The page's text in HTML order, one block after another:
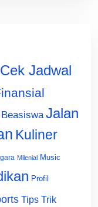
Cek Jadwal
Jalan
Kuliner
Milenial Music
Profil
Tips Trik